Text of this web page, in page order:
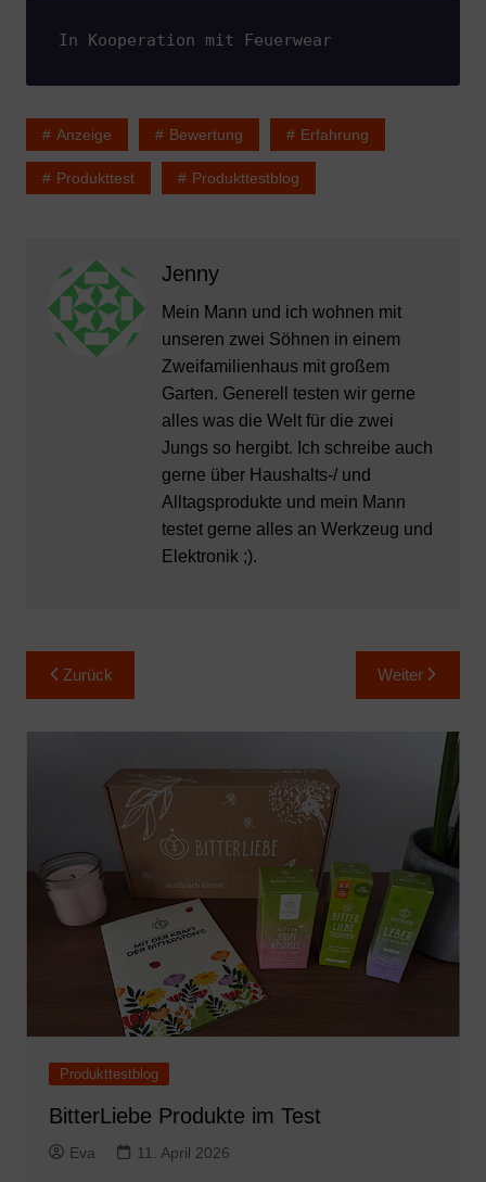
In Kooperation mit Feuerwear
Anzeige Bewertung Erfahrung
Produkttest Produkttestblog
Jenny
Mein Mann und ich wohnen mit
unseren zwei Söhnen in einem
Zweifamilienhaus mit großem
Garten. Generell testen wir gerne
alles was die Welt für die zwei
Jungs so hergibt. Ich schreibe auch
gerne über Haushalts-/ und
Alltagsprodukte und mein Mann
testet gerne alles an Werkzeug und
Elektronik ;).
Beitragsnavigation
Zurück Weiter
Produkttestblog
BitterLiebe Produkte im Test
Eva 11. April 2026